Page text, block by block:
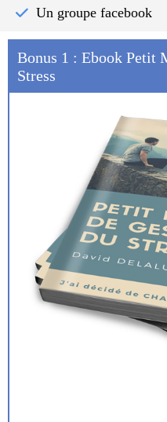
Un groupe facebook
Bonus 1 : Ebook Petit
Stress